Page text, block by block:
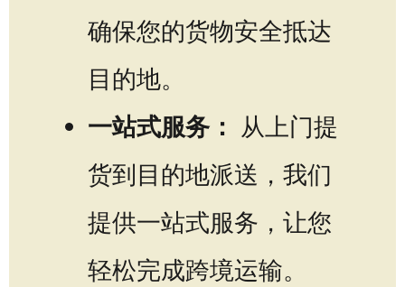
确保您的货物安全抵达
目的地。
一站式服务： 从上门提
货到目的地派送，我们
提供一站式服务，让您
轻松完成跨境运输。